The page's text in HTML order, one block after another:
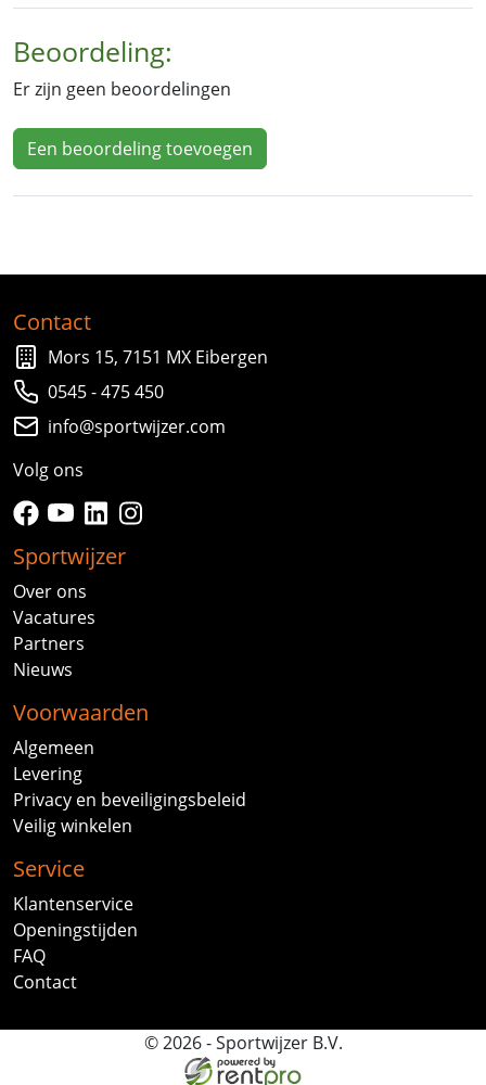
Beoordeling:
Er zijn geen beoordelingen
Een beoordeling toevoegen
Contact
Mors 15, 7151 MX Eibergen
0545 - 475 450
info@sportwijzer.com
Volg ons
facebookyoutubelinkedininstagram
Sportwijzer
Over ons
Vacatures
Partners
Nieuws
Voorwaarden
Algemeen
Levering
Privacy en beveiligingsbeleid
Veilig winkelen
Service
Klantenservice
Openingstijden
FAQ
Contact
© 2026 - Sportwijzer B.V.